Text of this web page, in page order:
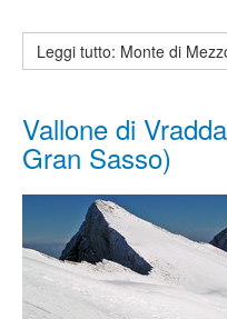
Leggi tutto: Monte di
Vallone di
Gran Sasso)